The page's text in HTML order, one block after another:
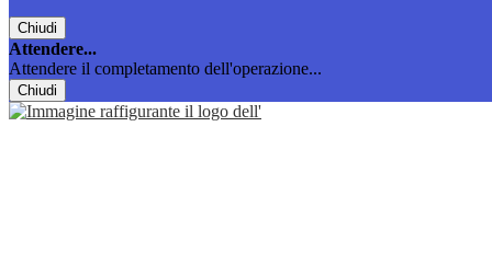
Chiudi
Attendere...
Attendere il completamento dell'operazione...
Chiudi